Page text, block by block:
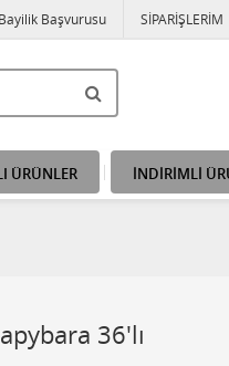
Bayilik Başvurusu SİPARİŞLERİM
ÜRÜNLER İNDİRİMLİ
36'lı